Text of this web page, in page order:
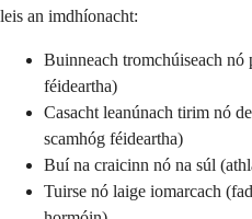
leis an imdhíonacht:
Buinneach tromchúiseach nó
féideartha)
Casacht leanúnach tirim nó
scamhóg féideartha)
Buí na craicinn nó na súl
Tuirse nó laige iomarcach